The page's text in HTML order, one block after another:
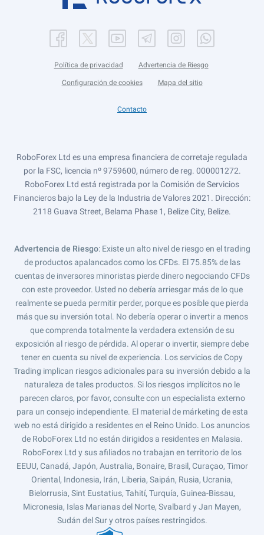
Política de privacidad Advertencia de Riesgo
Configuración de cookies Mapa del sitio
Contacto
RoboForex Ltd es una empresa financiera de corretaje regulada
por la FSC, licencia nº 9759600, número de reg. 000001272.
RoboForex Ltd está registrada por la Comisión de Servicios
Financieros bajo la Ley de la Industria de Valores 2021. Dirección:
2118 Guava Street, Belama Phase 1, Belize City, Belize.
Advertencia de Riesgo: Existe un alto nivel de riesgo en el trading
de productos apalancados como los CFDs. El 75.85% de las
cuentas de inversores minoristas pierde dinero negociando CFDs
con este proveedor. Usted no debería arriesgar más de lo que
realmente se pueda permitir perder, porque es posible que pierda
más que su inversión total. No debería operar o invertir a menos
que comprenda totalmente la verdadera extensión de su
exposición al riesgo de pérdida. Al operar o invertir, siempre debe
tener en cuenta su nivel de experiencia. Los servicios de Copy
Trading implican riesgos adicionales para su inversión debido a la
naturaleza de tales productos. Si los riesgos implícitos no le
parecen claros, por favor, consulte con un especialista externo
para un consejo independiente. El material de márketing de esta
web no está dirigido a residentes en el Reino Unido. Los anuncios
de RoboForex Ltd no están dirigidos a residentes en Malasia.
RoboForex Ltd y sus afiliados no trabajan en territorio de los
EEUU, Canadá, Japón, Australia, Bonaire, Brasil, Curaçao, Timor
Oriental, Indonesia, Irán, Liberia, Saipán, Rusia, Ucrania,
Bielorrusia, Sint Eustatius, Tahití, Turquía, Guinea-Bissau,
Micronesia, Islas Marianas del Norte, Svalbard y Jan Mayen,
Sudán del Sur y otros países restringidos.